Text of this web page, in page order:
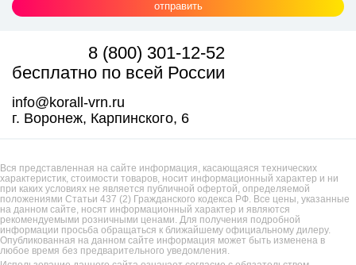
отправить
8 (800) 301-12-52
бесплатно по всей России
info@korall-vrn.ru
г. Воронеж, Карпинского, 6
Вся представленная на сайте информация, касающаяся технических
характеристик, стоимости товаров, носит информационный характер и ни
при каких условиях не является публичной офертой, определяемой
положениями Статьи 437 (2) Гражданского кодекса РФ. Все цены, указанные
на данном сайте, носят информационный характер и являются
рекомендуемыми розничными ценами. Для получения подробной
информации просьба обращаться к ближайшему официальному дилеру.
Опубликованная на данном сайте информация может быть изменена в
любое время без предварительного уведомления.